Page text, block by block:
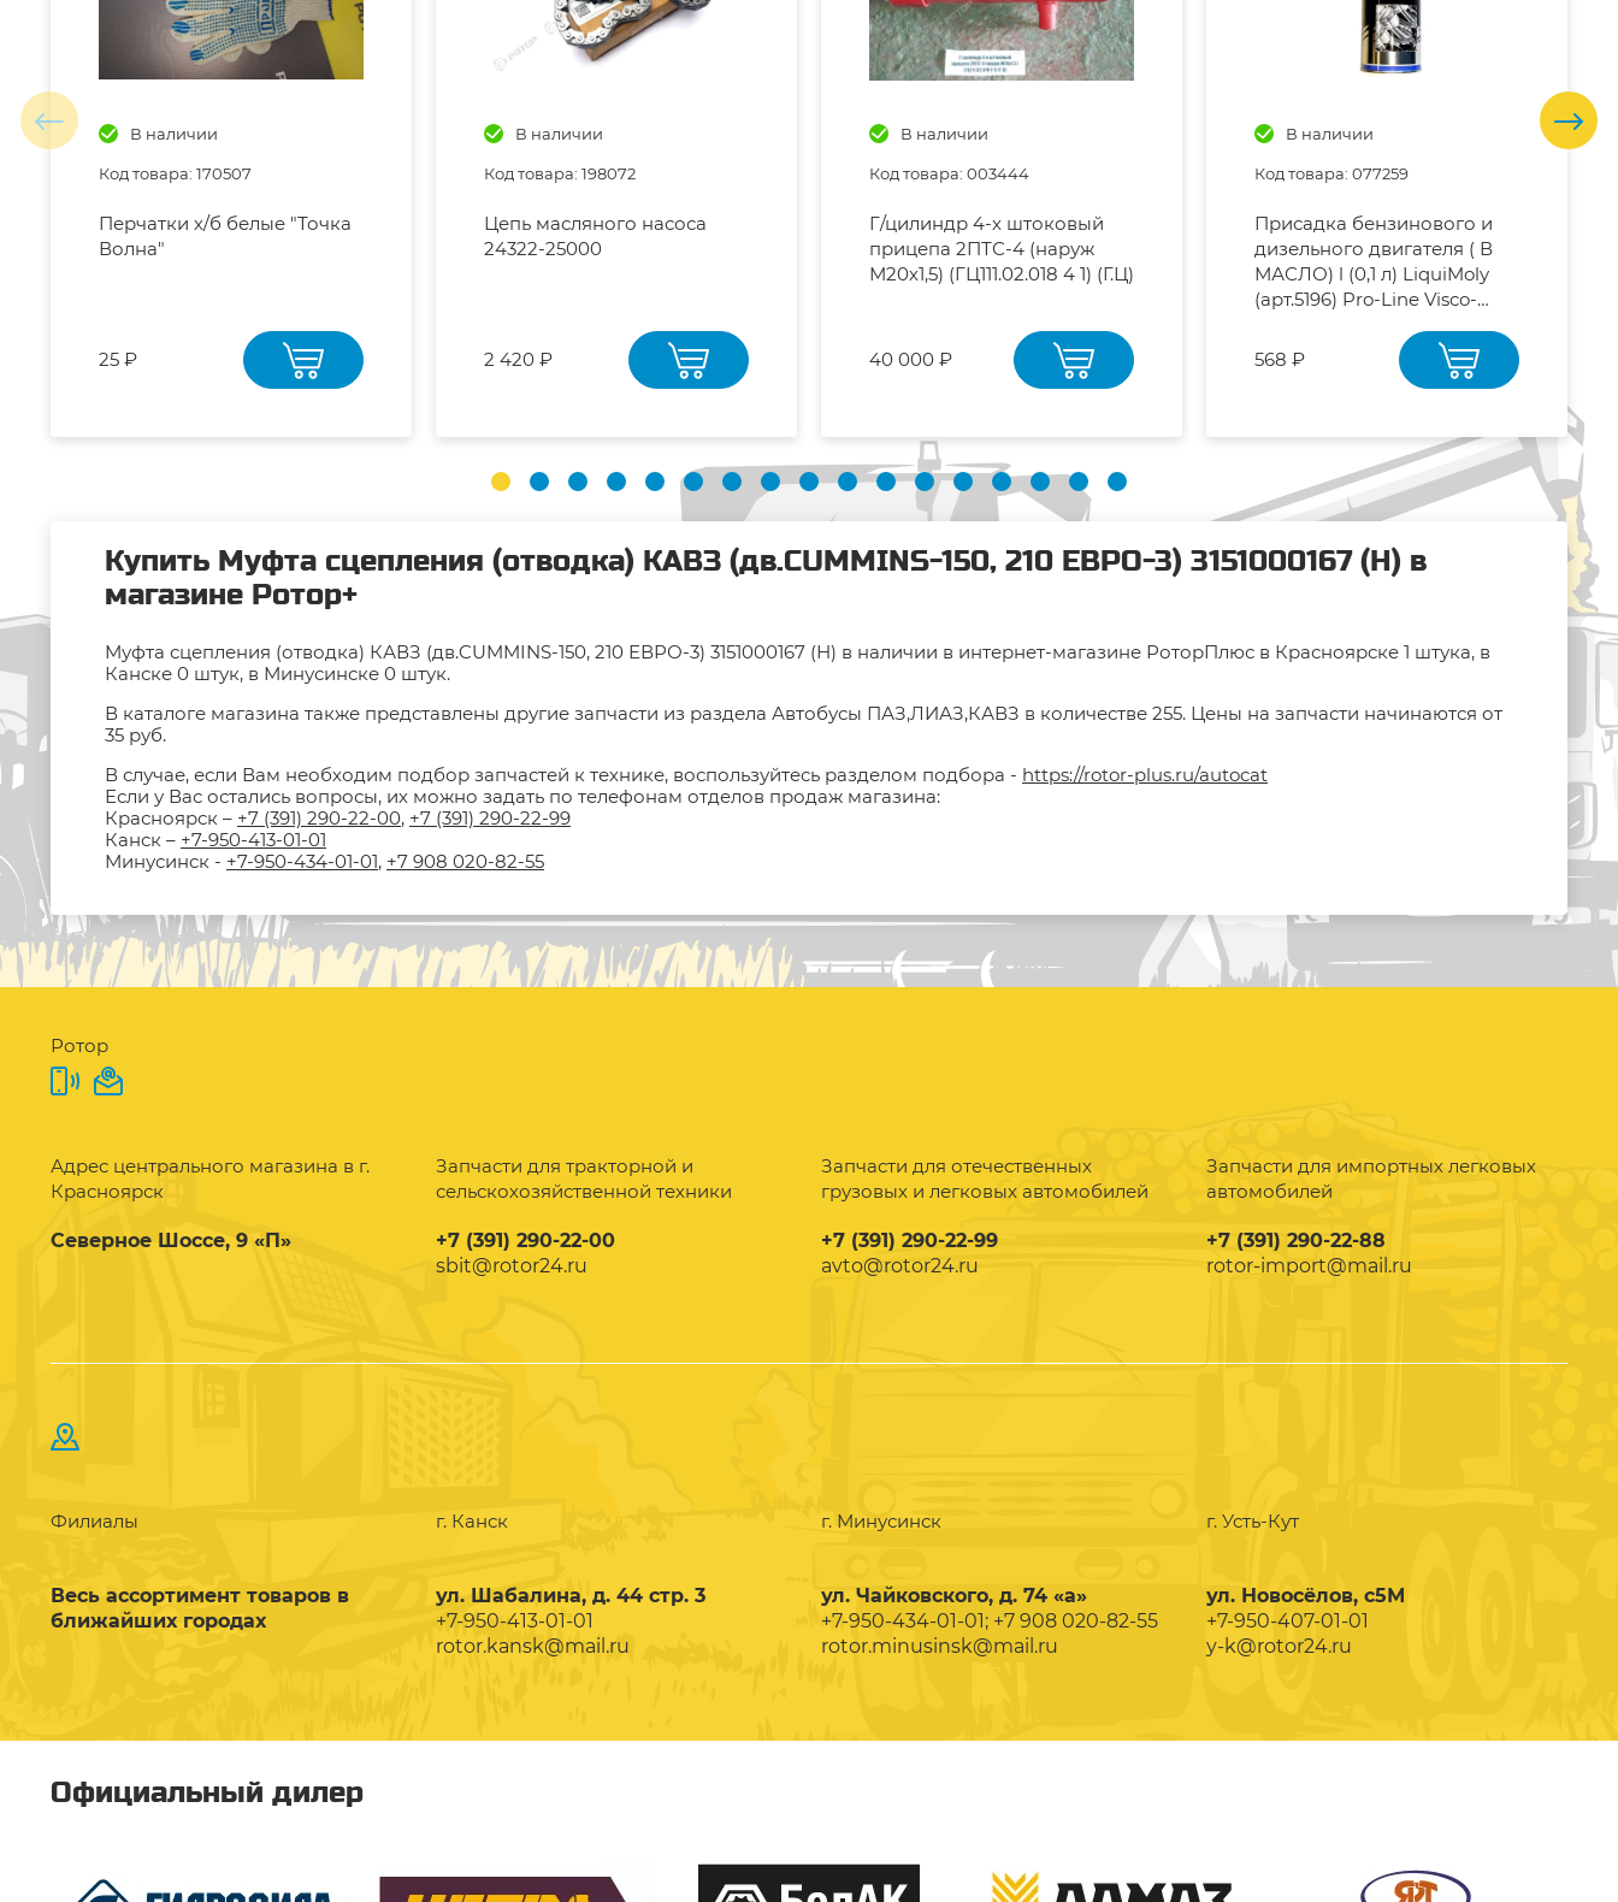
В наличии
Код товара: 170507
Перчатки х/б белые "Точка
Волна"
25 ₽
В наличии
Код товара: 198072
Цепь масляного насоса
24322-25000
2 420 ₽
В наличии
Код товара: 003444
Г/цилиндр 4-х штоковый
прицепа 2ПТС-4 (наруж
М20х1,5) (ГЦ111.02.018 4 1) (Г.Ц)
40 000 ₽
В наличии
Код товара: 077259
Присадка бензинового и
дизельного двигателя ( В
МАСЛО) l (0,1 л) LiquiMoly
(арт.5196) Pro-Line Visco-
568 ₽
Купить Муфта сцепления (отводка) КАВЗ (дв.CUMMINS-150, 210 ЕВРО-3) 3151000167 (Н) в
магазине Ротор+
Муфта сцепления (отводка) КАВЗ (дв.CUMMINS-150, 210 ЕВРО-3) 3151000167 (Н) в наличии в интернет-магазине РоторПлюс в Красноярске 1 штука, в
Канске 0 штук, в Минусинске 0 штук.
В каталоге магазина также представлены другие запчасти из раздела Автобусы ПАЗ,ЛИАЗ,КАВЗ в количестве 255. Цены на запчасти начинаются от
35 руб.
В случае, если Вам необходим подбор запчастей к технике, воспользуйтесь разделом подбора - https://rotor-plus.ru/autocat
Если у Вас остались вопросы, их можно задать по телефонам отделов продаж магазина:
Красноярск – +7 (391) 290-22-00, +7 (391) 290-22-99
Канск – +7-950-413-01-01
Минусинск - +7-950-434-01-01, +7 908 020-82-55
Ротор
Адрес центрального магазина в г.
Красноярск
Северное Шоссе, 9 «П»
Запчасти для тракторной и
сельскохозяйственной техники
+7 (391) 290-22-00
sbit@rotor24.ru
Запчасти для отечественных
грузовых и легковых автомобилей
+7 (391) 290-22-99
avto@rotor24.ru
Запчасти для импортных легковых
автомобилей
+7 (391) 290-22-88
rotor-import@mail.ru
Филиалы
Весь ассортимент товаров в
ближайших городах
г. Канск
ул. Шабалина, д. 44 стр. 3
+7-950-413-01-01
rotor.kansk@mail.ru
г. Минусинск
ул. Чайковского, д. 74 «а»
+7-950-434-01-01; +7 908 020-82-55
rotor.minusinsk@mail.ru
г. Усть-Кут
ул. Новосёлов, с5М
+7-950-407-01-01
y-k@rotor24.ru
Официальный дилер